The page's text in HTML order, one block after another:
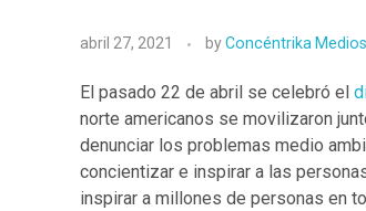
abril 27, 2021 byConcéntrika Medios
El pasado 22 de abril se celebró el
norte americanos se movilizaron
denunciar los problemas medio
concientizar e inspirar a las
inspirar a millones de personas en